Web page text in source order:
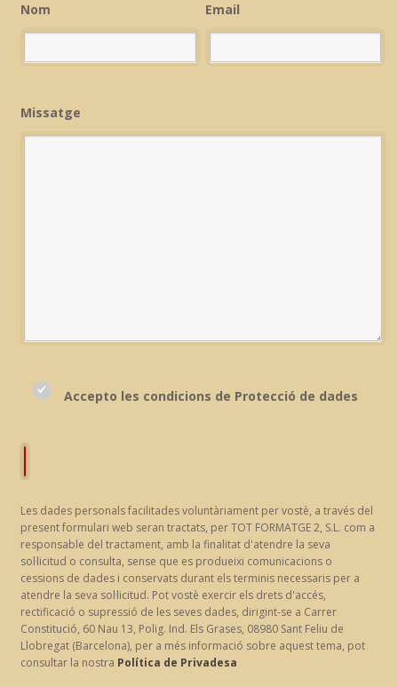
Nom Email
Missatge
Accepto les condicions de Protecció de dades
Les dades personals facilitades voluntàriament per vostè, a través del
present formulari web seran tractats, per TOT FORMATGE 2, S.L. com a
responsable del tractament, amb la finalitat d'atendre la seva
sol·licitud o consulta, sense que es produeixi comunicacions o
cessions de dades i conservats durant els terminis necessaris per a
atendre la seva sol·licitud. Pot vostè exercir els drets d'accés,
rectificació o supressió de les seves dades, dirigint-se a Carrer
Constitució, 60 Nau 13, Polig. Ind. Els Grases, 08980 Sant Feliu de
Llobregat (Barcelona), per a més informació sobre aquest tema, pot
consultar la nostra Política de Privadesa